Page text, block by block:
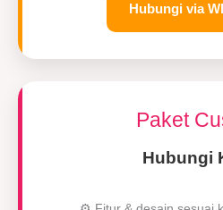
Hubungi via
Paket
Hubungi